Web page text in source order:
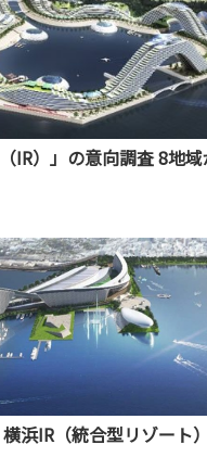
IR）」の意向調査 8地
横浜IR（統合型リゾート